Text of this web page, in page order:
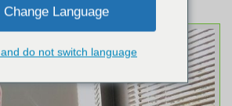
Change Language
do not switch language